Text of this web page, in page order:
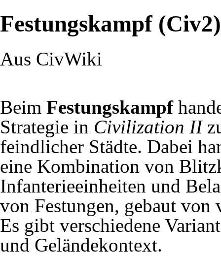
Festungskampf (Civ2)
Aus CivWiki
Beim Festungskampf
Strategie in Civilization II
feindlicher Städte. Dabei
eine Kombination von
Infanterieeinheiten und
von Festungen, gebaut von
Es gibt verschiedene
und Geländekontext.